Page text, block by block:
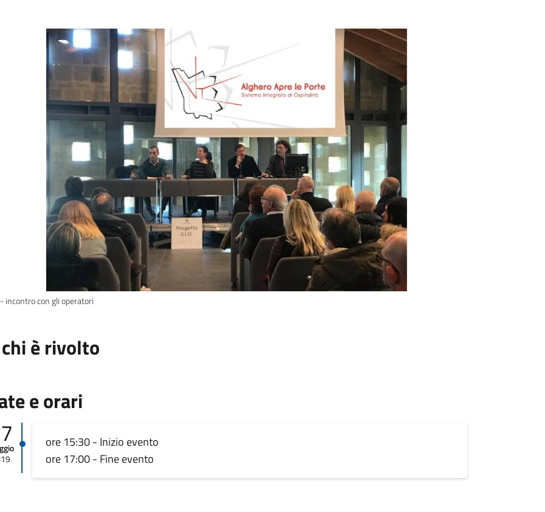
incontro con gli operatori
è rivolto
e orari
ore 15:30 - Inizio evento
ore 17:00 - Fine evento